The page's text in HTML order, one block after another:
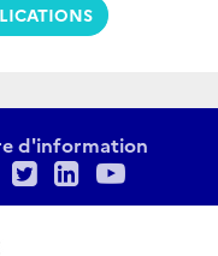
d'information
TwitterLinkedIn